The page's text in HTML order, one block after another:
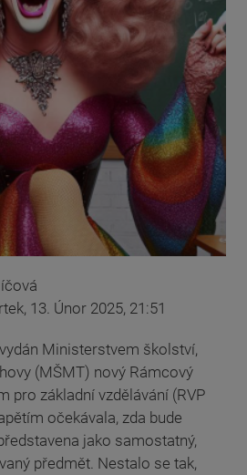
13. Únor 2025, 21:51
Ministerstvem školství,
(MŠMT) nový Rámcový
pro základní vzdělávání (RVP
očekávala, zda bude
jako samostatný,
předmět. Nestalo se tak,